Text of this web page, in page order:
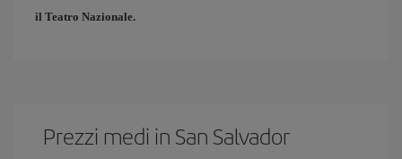
il Teatro Nazionale.
Prezzi medi in San Salvador